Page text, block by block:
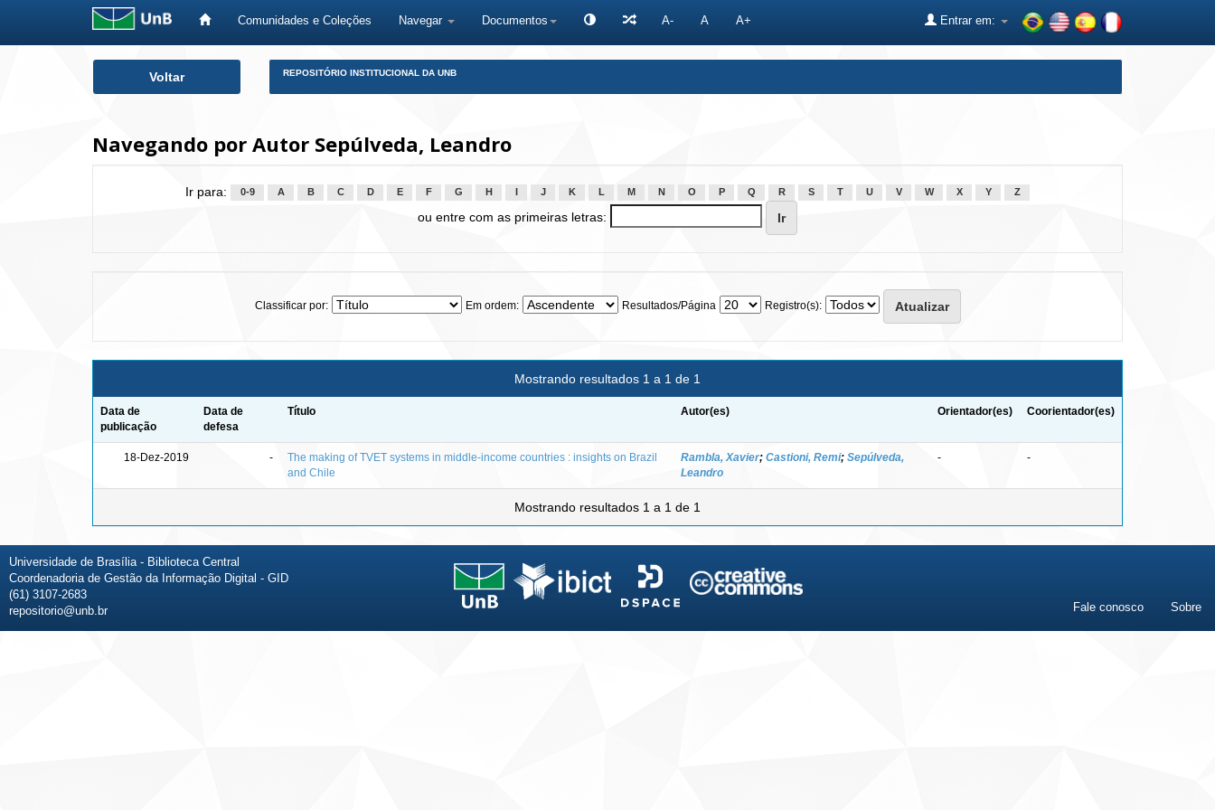
Comunidades e Coleções Navegar Documentos A- A A+ Entrar em:
Voltar REPOSITÓRIO INSTITUCIONAL DA UNB
Navegando por Autor Sepúlveda, Leandro
Ir para: 0-9 A B C D E F G H J K L M N O P Q R S T U V W X Y Z
ou entre com as primeiras letras:
Classificar por: Em ordem: Resultados/Página Registro(s):
Mostrando resultados 1 a 1 de 1
Data de
publicação
Data de
defesa
Título Autor(es) Orientador(es) Coorientador(es)
18-Dez-2019 -
The making of TVET systems in middle-income countries : insights on Brazil
and Chile
Rambla, Xavier; Castioni, Remi; Sepúlveda,
Leandro
- -
Mostrando resultados 1 a 1 de 1
Universidade de Brasília - Biblioteca Central
Coordenadoria de Gestão da Informação Digital - GID
(61) 3107-2683
repositorio@unb.br
Fale conosco Sobre